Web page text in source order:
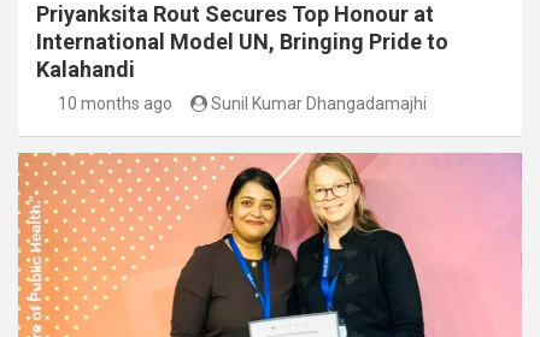
Priyanksita Rout Secures Top Honour at
International Model UN, Bringing Pride to
Kalahandi
10 months ago Sunil Kumar Dhangadamajhi